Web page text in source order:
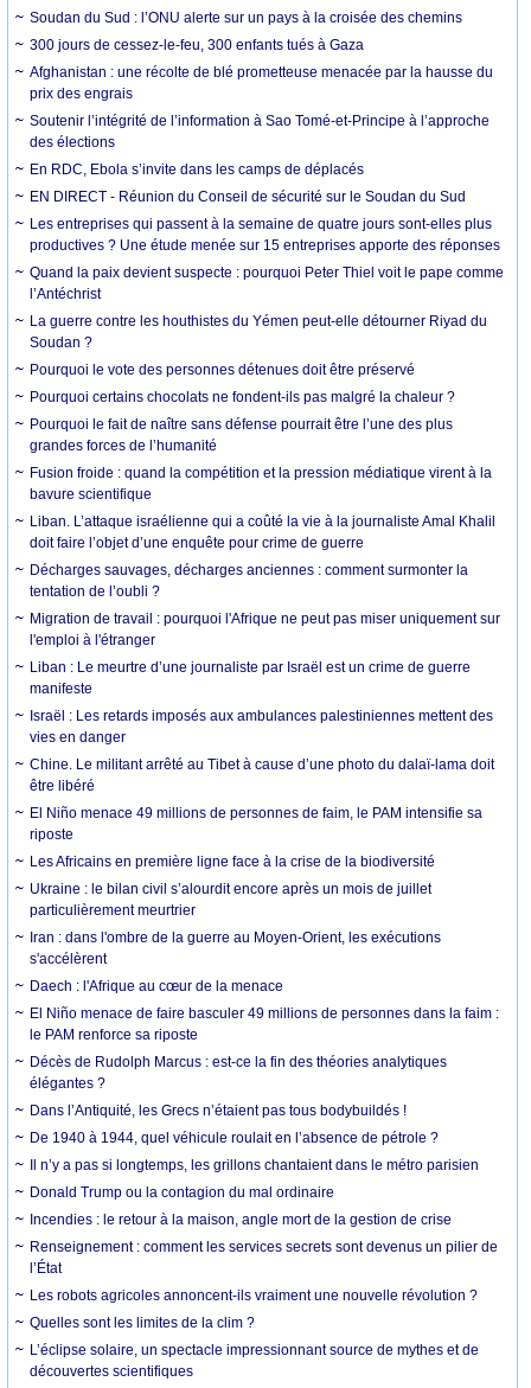
Soudan du Sud : l’ONU alerte sur un pays à la croisée des chemins
300 jours de cessez-le-feu, 300 enfants tués à Gaza
Afghanistan : une récolte de blé prometteuse menacée par la hausse du
prix des engrais
Soutenir l’intégrité de l’information à Sao Tomé-et-Principe à l’approche
des élections
En RDC, Ebola s’invite dans les camps de déplacés
EN DIRECT - Réunion du Conseil de sécurité sur le Soudan du Sud
Les entreprises qui passent à la semaine de quatre jours sont-elles plus
productives ? Une étude menée sur 15 entreprises apporte des réponses
Quand la paix devient suspecte : pourquoi Peter Thiel voit le pape comme
l’Antéchrist
La guerre contre les houthistes du Yémen peut-elle détourner Riyad du
Soudan ?
Pourquoi le vote des personnes détenues doit être préservé
Pourquoi certains chocolats ne fondent-ils pas malgré la chaleur ?
Pourquoi le fait de naître sans défense pourrait être l’une des plus
grandes forces de l’humanité
Fusion froide : quand la compétition et la pression médiatique virent à la
bavure scientifique
Liban. L’attaque israélienne qui a coûté la vie à la journaliste Amal Khalil
doit faire l’objet d’une enquête pour crime de guerre
Décharges sauvages, décharges anciennes : comment surmonter la
tentation de l’oubli ?
Migration de travail : pourquoi l'Afrique ne peut pas miser uniquement sur
l'emploi à l'étranger
Liban : Le meurtre d’une journaliste par Israël est un crime de guerre
manifeste
Israël : Les retards imposés aux ambulances palestiniennes mettent des
vies en danger
Chine. Le militant arrêté au Tibet à cause d’une photo du dalaï-lama doit
être libéré
El Niño menace 49 millions de personnes de faim, le PAM intensifie sa
riposte
Les Africains en première ligne face à la crise de la biodiversité
Ukraine : le bilan civil s’alourdit encore après un mois de juillet
particulièrement meurtrier
Iran : dans l'ombre de la guerre au Moyen-Orient, les exécutions
s'accélèrent
Daech : l'Afrique au cœur de la menace
El Niño menace de faire basculer 49 millions de personnes dans la faim :
le PAM renforce sa riposte
Décès de Rudolph Marcus : est-ce la fin des théories analytiques
élégantes ?
Dans l’Antiquité, les Grecs n’étaient pas tous bodybuildés !
De 1940 à 1944, quel véhicule roulait en l’absence de pétrole ?
Il n’y a pas si longtemps, les grillons chantaient dans le métro parisien
Donald Trump ou la contagion du mal ordinaire
Incendies : le retour à la maison, angle mort de la gestion de crise
Renseignement : comment les services secrets sont devenus un pilier de
l’État
Les robots agricoles annoncent-ils vraiment une nouvelle révolution ?
Quelles sont les limites de la clim ?
L’éclipse solaire, un spectacle impressionnant source de mythes et de
découvertes scientifiques